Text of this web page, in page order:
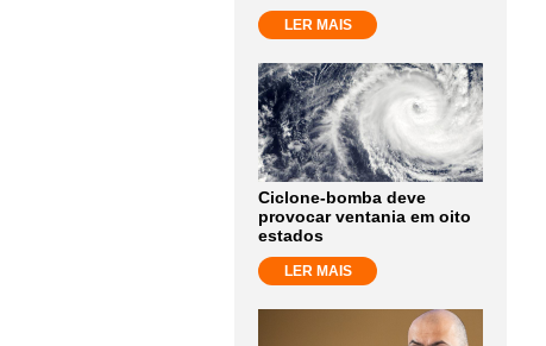
LER MAIS
Ciclone-bomba deve
provocar ventania em oito
estados
LER MAIS